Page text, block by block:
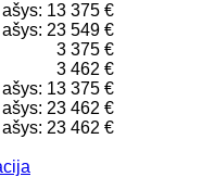
13 375 €
23 549 €
3 375 €
3 462 €
13 375 €
23 462 €
23 462 €